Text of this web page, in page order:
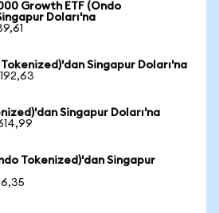
Growth ETF (Ondo
Doları'na
Singapur Doları'na
Singapur Doları'na
Tokenized)'dan Singapur